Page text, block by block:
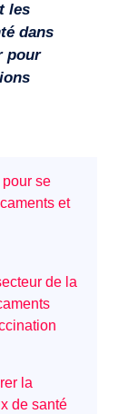
les
dans
pour
se
et
de la
la
de santé